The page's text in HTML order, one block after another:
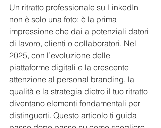
Un ritratto professionale su LinkedIn
non è solo una foto: è la prima
impressione che dai a potenziali datori
di lavoro, clienti o collaboratori. Nel
2025, con l’evoluzione delle
piattaforme digitali e la crescente
attenzione al personal branding, la
qualità e la strategia dietro il tuo ritratto
diventano elementi fondamentali per
distinguerti. Questo articolo ti guida